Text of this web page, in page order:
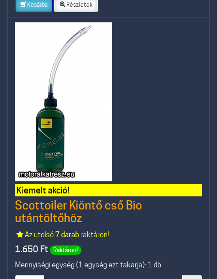
Kosárba Részletek
Kiemelt akció!
Scottoiler Kiöntő cső Bio
utántöltőhöz
Az utolsó7 darabraktáron!
1.650 Ft Raktáron!
Mennyiségi egység (1 egység ezt takarja): 1 db